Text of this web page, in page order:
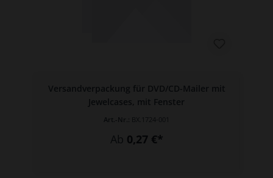
Versandverpackung für DVD/CD-Mailer mit
Jewelcases, mit Fenster
Art.-Nr.: BX.1724-001
Ab 0,27 €*